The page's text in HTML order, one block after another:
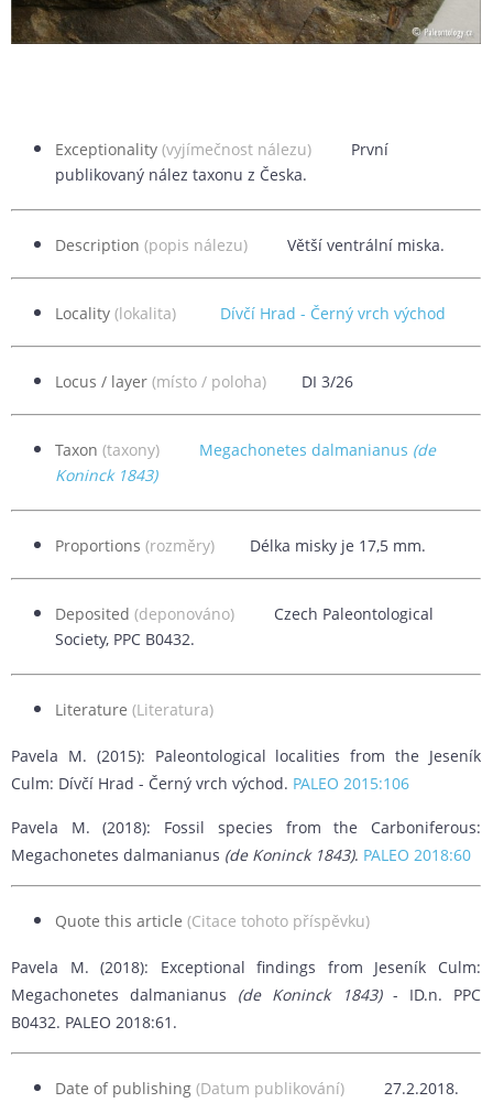
Exceptionality (vyjímečnost nálezu) První
publikovaný nález taxonu z Česka.
Description (popis nálezu) Větší ventrální miska.
Locality (lokalita) Dívčí Hrad - Černý vrch východ
Locus / layer (místo / poloha) DI 3/26
Taxon (taxony) Megachonetes dalmanianus (de
Koninck 1843)
Proportions (rozměry) Délka misky je 17,5 mm.
Deposited (deponováno) Czech Paleontological
Society, PPC B0432.
Literature (Literatura)
Pavela M. (2015): Paleontological localities from the Jeseník
Culm: Dívčí Hrad - Černý vrch východ. PALEO 2015:106
Pavela M. (2018): Fossil species from the Carboniferous:
Megachonetes dalmanianus (de Koninck 1843). PALEO 2018:60
Quote this article (Citace tohoto příspěvku)
Pavela M. (2018): Exceptional findings from Jeseník Culm:
Megachonetes dalmanianus (de Koninck 1843)- ID.n. PPC
B0432. PALEO 2018:61.
Date of publishing (Datum publikování) 27.2.2018.